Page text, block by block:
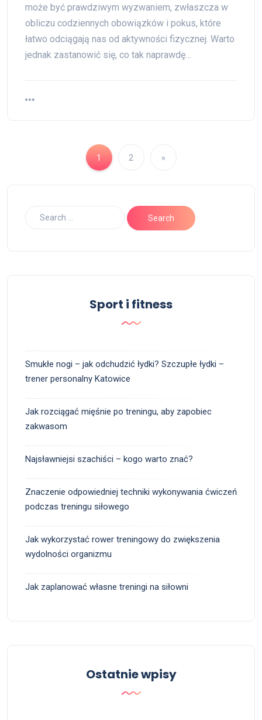
może być prawdziwym wyzwaniem, zwłaszcza w
obliczu codziennych obowiązków i pokus, które
łatwo odciągają nas od aktywności fizycznej. Warto
jednak zastanowić się, co tak naprawdę…
1 2 »
Sport i fitness
Smukłe nogi – jak odchudzić łydki? Szczupłe łydki –
trener personalny Katowice
Jak rozciągać mięśnie po treningu, aby zapobiec
zakwasom
Najsławniejsi szachiści – kogo warto znać?
Znaczenie odpowiedniej techniki wykonywania ćwiczeń
podczas treningu siłowego
Jak wykorzystać rower treningowy do zwiększenia
wydolności organizmu
Jak zaplanować własne treningi na siłowni
Ostatnie wpisy